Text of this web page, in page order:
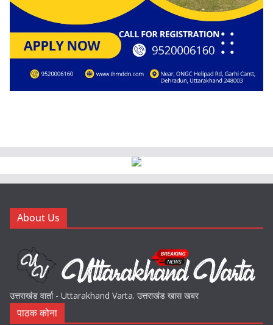
About Us
उत्तराखंड वार्ता - Uttarakhand Varta. उत्तराखंड खास खबर
पाठक कोना